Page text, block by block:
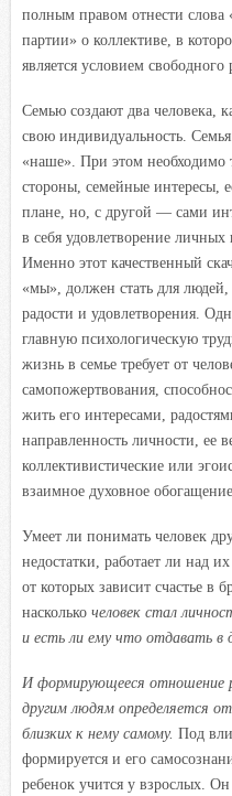
полным правом отнести
партии» о коллективе, в
является условием свободного
Семью создают два человека,
свою индивидуальность.
«наше». При этом необходимо
стороны, семейные интересы,
плане, но, с другой — сами
в себя удовлетворение личных
Именно этот качественный
«мы», должен стать для
радости и удовлетворения.
главную психологическую
жизнь в семье требует от
самопожертвования,
жить его интересами,
направленность личности, ее
коллективистические или
взаимное духовное
Умеет ли понимать человек
недостатки, работает ли над
от которых зависит счастье
насколько человек стал
и есть ли ему что отдавать в
И формирующееся отношение
другим людям определяется
близких к нему самому. Под
формируется и его
ребенок учится у взрослых. Он